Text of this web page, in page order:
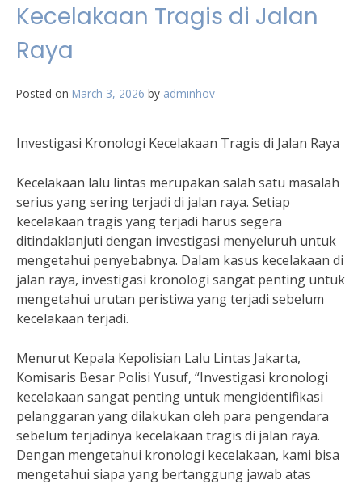
Kecelakaan Tragis di Jalan
Raya
Posted on March 3, 2026 by adminhov
Investigasi Kronologi Kecelakaan Tragis di Jalan Raya
Kecelakaan lalu lintas merupakan salah satu masalah
serius yang sering terjadi di jalan raya. Setiap
kecelakaan tragis yang terjadi harus segera
ditindaklanjuti dengan investigasi menyeluruh untuk
mengetahui penyebabnya. Dalam kasus kecelakaan di
jalan raya, investigasi kronologi sangat penting untuk
mengetahui urutan peristiwa yang terjadi sebelum
kecelakaan terjadi.
Menurut Kepala Kepolisian Lalu Lintas Jakarta,
Komisaris Besar Polisi Yusuf, “Investigasi kronologi
kecelakaan sangat penting untuk mengidentifikasi
pelanggaran yang dilakukan oleh para pengendara
sebelum terjadinya kecelakaan tragis di jalan raya.
Dengan mengetahui kronologi kecelakaan, kami bisa
mengetahui siapa yang bertanggung jawab atas